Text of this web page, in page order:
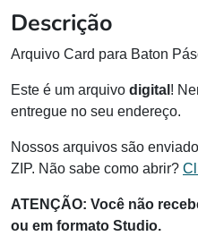
Descrição
Arquivo Card para Baton
Este é um arquivo digital !
entregue no seu endereço.
Nossos arquivos são
ZIP. Não sabe como abrir?
ATENÇÃO: Você não
ou em formato Studio.